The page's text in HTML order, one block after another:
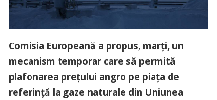
Comisia Europeană a propus, marţi, un
mecanism temporar care să permită
plafonarea preţului angro pe piaţa de
referinţă la gaze naturale din Uniunea